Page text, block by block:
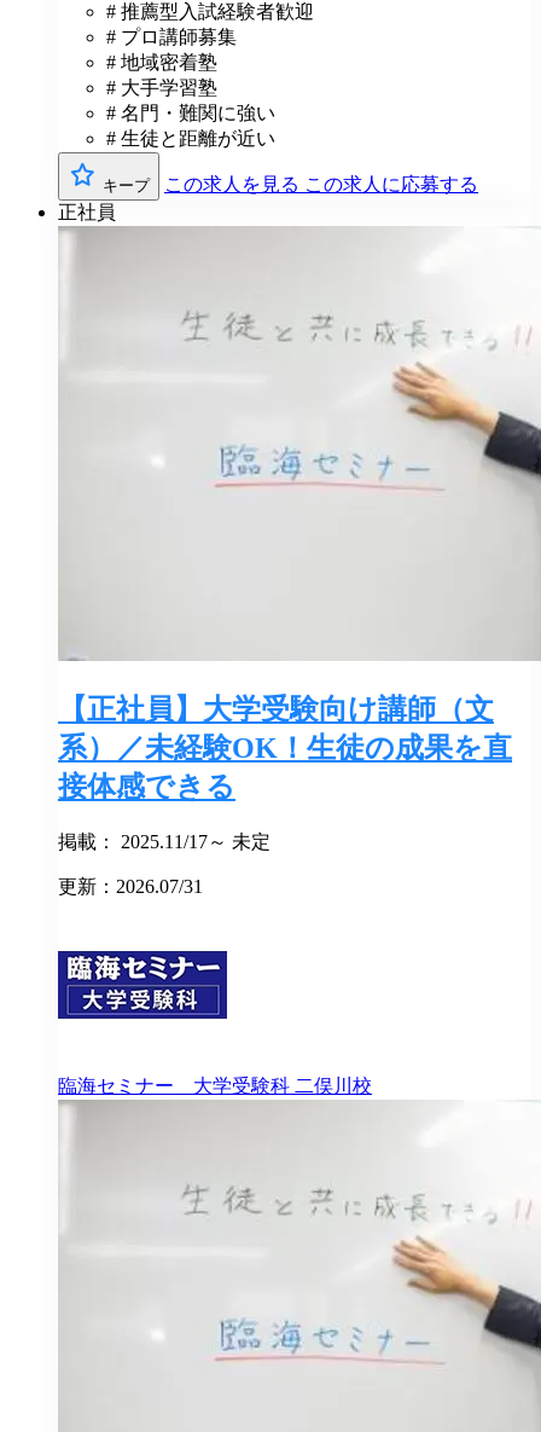
# 推薦型入試経験者歓迎
# プロ講師募集
# 地域密着塾
# 大手学習塾
# 名門・難関に強い
# 生徒と距離が近い
キープ この求人を見る この求人に応募する
正社員
【正社員】大学受験向け講師（文
系）／未経験OK！生徒の成果を直
接体感できる
掲載： 2025.11/17～ 未定
更新：2026.07/31
臨海セミナー 大学受験科 二俣川校